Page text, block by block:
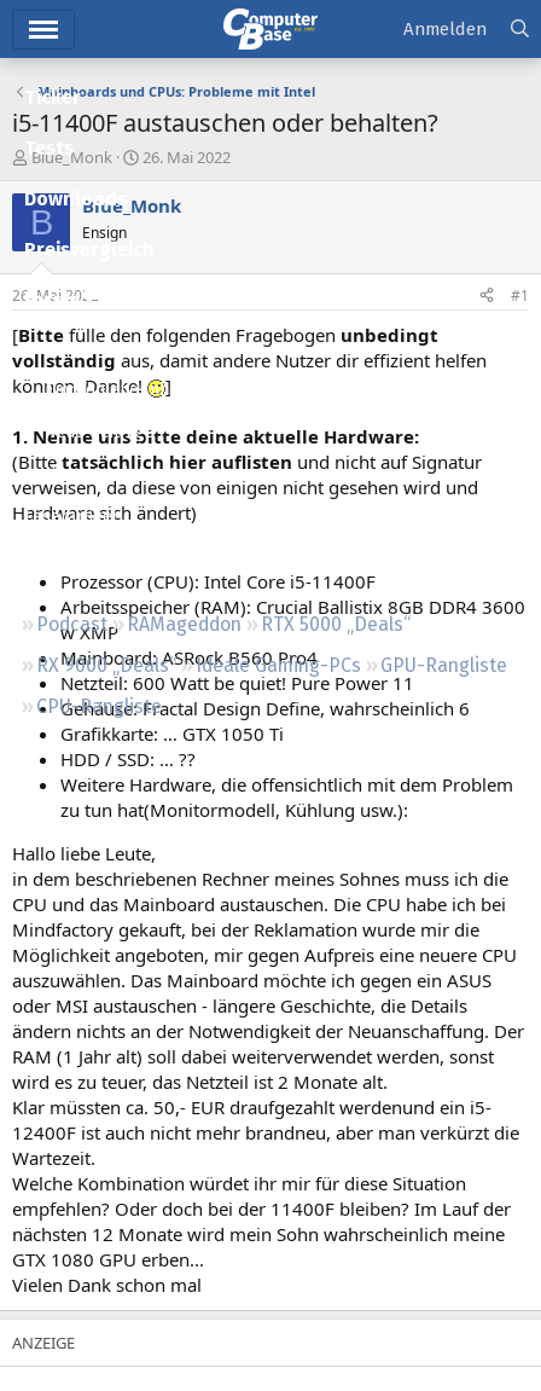
Ticker
Tests
Downloads
Preisvergleich
Forum
Aktuelles
Empfohlene Inhalte
Neue Beiträge
Neueste Aktivitäten
Leserartikel
Podcast RAMageddon
RTX 5000 „Deals“
RX 9000 „Deals“
Ideale Gaming-PCs
GPU-Rangliste
CPU-Rangliste
Anmelden
Mainboards und CPUs: Probleme mit Intel
i5-11400F austauschen oder behalten?
E
s
e
e
r
Blue_Monk
E
s
t
a
26. Mai 2022
B Blue_Monk
Ensign
26. Mai 2022 #1
[Bitte fülle den folgenden Fragebogen unbedingt
vollständig aus, damit andere Nutzer dir effizient helfen
können. Danke!
]
1. Nenne uns bitte deine aktuelle Hardware:
(Bitte tatsächlich hier auflisten und nicht auf Signatur
verweisen, da diese von einigen nicht gesehen wird und
Hardware sich ändert)
Prozessor (CPU): Intel Core i5-11400F
Arbeitsspeicher (RAM): Crucial Ballistix 8GB DDR4 3600
w XMP
Mainboard: ASRock B560 Pro4
Netzteil: 600 Watt be quiet! Pure Power 11
Gehäuse: Fractal Design Define, wahrscheinlich 6
Grafikkarte: … GTX 1050 Ti
HDD / SSD: … ??
Weitere Hardware, die offensichtlich mit dem Problem
zu tun hat(Monitormodell, Kühlung usw.):
Hallo liebe Leute,
in dem beschriebenen Rechner meines Sohnes muss ich die
CPU und das Mainboard austauschen. Die CPU habe ich bei
Mindfactory gekauft, bei der Reklamation wurde mir die
Möglichkeit angeboten, mir gegen Aufpreis eine neuere CPU
auszuwählen. Das Mainboard möchte ich gegen ein ASUS
oder MSI austauschen - längere Geschichte, die Details
ändern nichts an der Notwendigkeit der Neuanschaffung. Der
RAM (1 Jahr alt) soll dabei weiterverwendet werden, sonst
wird es zu teuer, das Netzteil ist 2 Monate alt.
Klar müssten ca. 50,- EUR draufgezahlt werdenund ein i5-
12400F ist auch nicht mehr brandneu, aber man verkürzt die
Wartezeit.
Welche Kombination würdet ihr mir für diese Situation
empfehlen? Oder doch bei der 11400F bleiben? Im Lauf der
nächsten 12 Monate wird mein Sohn wahrscheinlich meine
GTX 1080 GPU erben...
Vielen Dank schon mal